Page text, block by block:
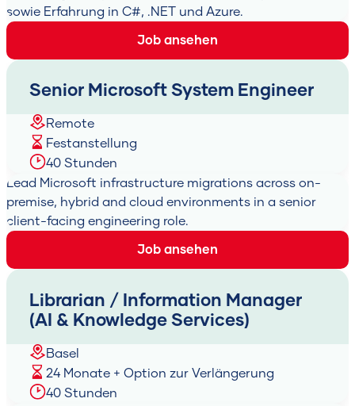
sowie Erfahrung in C#, .NET und Azure.
Job ansehen
Senior Microsoft System Engineer
Remote
Festanstellung
40 Stunden
Lead Microsoft infrastructure migrations across on-
premise, hybrid and cloud environments in a senior
client-facing engineering role.
Job ansehen
Librarian / Information Manager
(AI & Knowledge Services)
Basel
24 Monate + Option zur Verlängerung
40 Stunden